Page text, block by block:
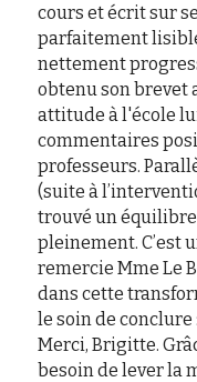
cours et écrit sur
parfaitement
nettement
obtenu son brevet
attitude à l'école
commentaires
professeurs.
(suite à
trouvé un
pleinement. C’est
remercie Mme Le
dans cette
le soin de conclure :
Merci, Brigitte.
besoin de lever la